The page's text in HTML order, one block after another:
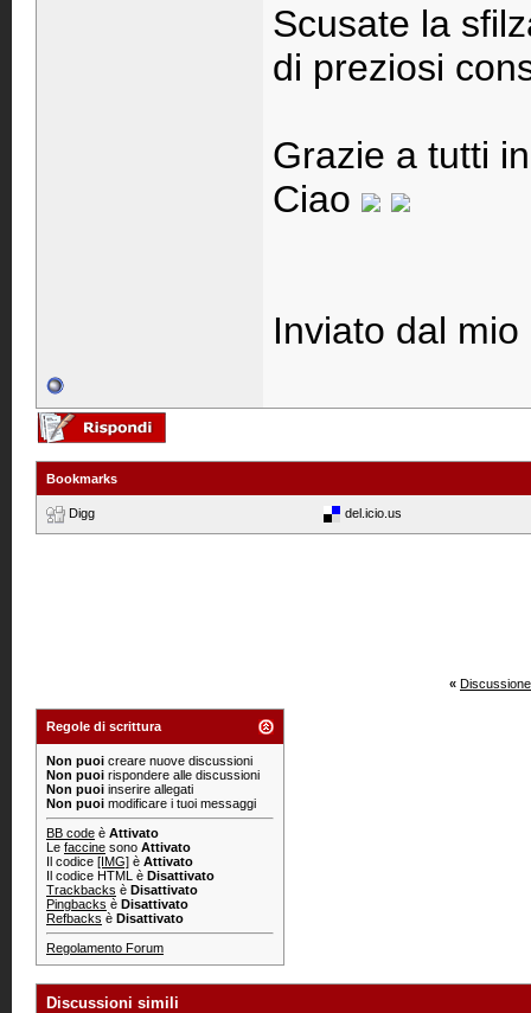
Scusate la
di preziosi
Grazie a tutti
Ciao
Inviato dal
Bookmarks
Digg del.icio.us
«
Regole di scrittura
Non puoi creare nuove discussioni
Non puoi rispondere alle discussioni
Non puoi inserire allegati
Non puoi modificare i tuoi messaggi
BB code è Attivato
Le faccine sono Attivato
Il codice [IMG] è Attivato
Il codice HTML è Disattivato
Trackbacks è Disattivato
Pingbacks è Disattivato
Refbacks è Disattivato
Regolamento Forum
Discussioni simili